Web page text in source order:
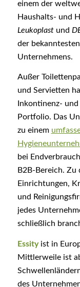
einem der
Haushalts- und
Leukoplast und
der
Unternehmens.
Außer
und Servietten
Inkontinenz-
Portfolio. Das
zu einem
bei
B2B-Bereich.
Einrichtungen,
und
jedes
schließlich
Essityist in
Mittlerweile ist
des